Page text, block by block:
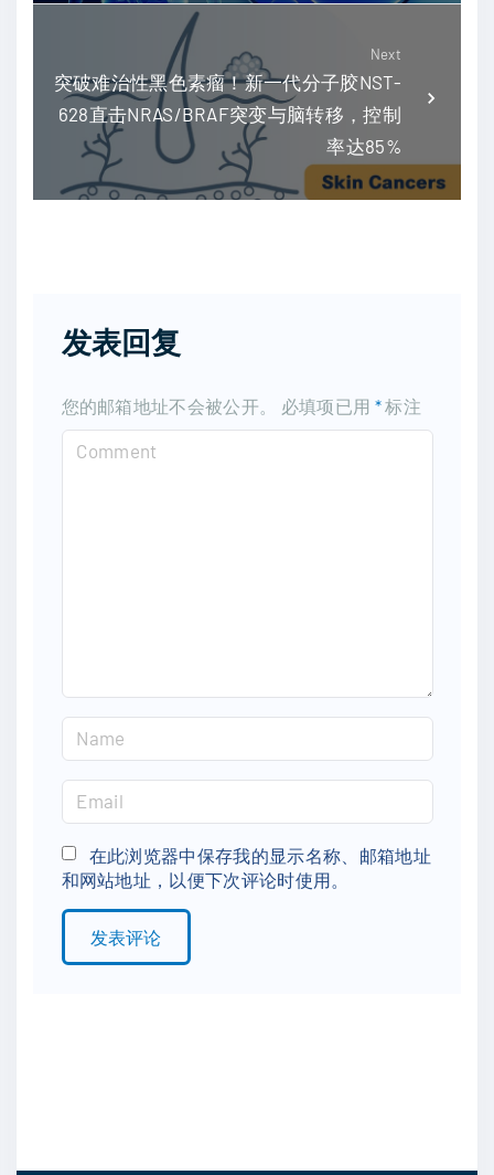
Next
突破难治性黑色素瘤！新一代分子胶NST-
628直击NRAS/BRAF突变与脑转移，控制
率达85%
发表回复
您的邮箱地址不会被公开。 必填项已用 *标注
a
e
*
m
a
i
l
在此浏览器中保存我的显示名称、邮箱地址
和网站地址，以便下次评论时使用。